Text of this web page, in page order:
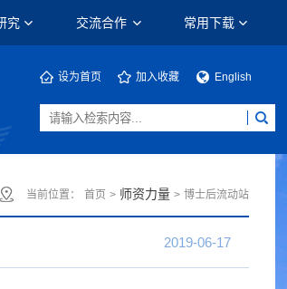
究 交流合作 常用下载
设为首页 加入收藏 English
当前位置： 首页 >师资力量 > 博士后流动站
2019-06-17